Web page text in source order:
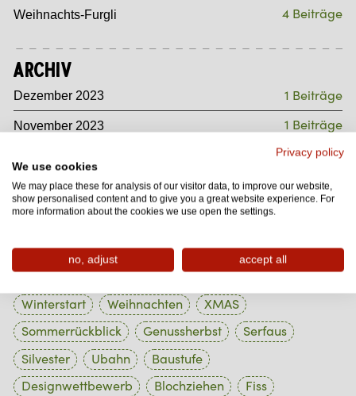
Weihnachts-Furgli 4 Beiträge
Archiv
Dezember 2023 1 Beiträge
November 2023 1 Beiträge
1 Beiträge
September 2023 1 Beiträge
August 2023
Tag Cloud
Winterstart Weihnachten
XMAS
Sommerrückblick
Genussherbst
Serfaus
Silvester
Ubahn
Baustufe
Designwettbewerb
Blochziehen
Fiss
Privacy policy
We use cookies
We may place these for analysis of our visitor data, to improve our website,
show personalised content and to give you a great website experience. For
more information about the cookies we use open the settings.
no, adjust accept all